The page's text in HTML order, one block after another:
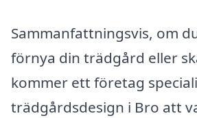
Sammanfattningsvis, om
förnya din trädgård eller
kommer ett företag
trädgårdsdesign i Bro att